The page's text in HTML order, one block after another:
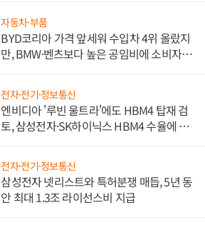
자동차·부품
BYD코리아 가격 앞세워 수입차 4위 올랐지
만, BMW·벤츠보다 높은 공임비에 소비자
전자·전기·정보통신
엔비디아 '루빈 울트라'에도 HBM4 탑재 검
토, 삼성전자·SK하이닉스 HBM4 수율에 주
전자·전기·정보통신
삼성전자 넷리스트와 특허분쟁 매듭, 5년 동
안 최대 1.3조 라이선스비 지급